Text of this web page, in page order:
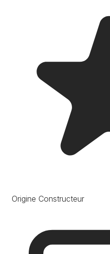
Origine Constructeur